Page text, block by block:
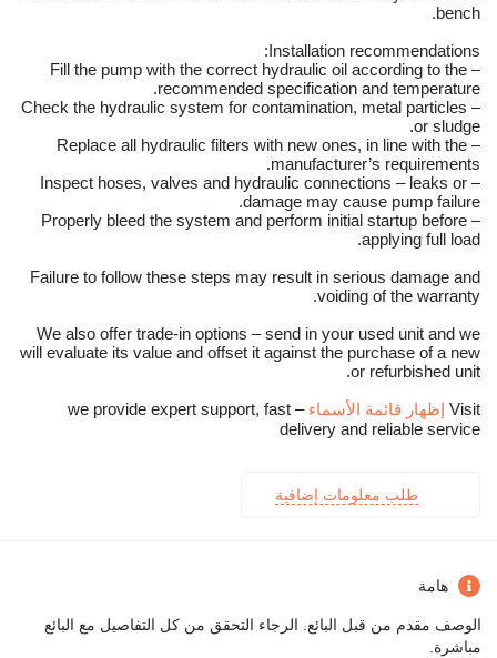
bench.
Installation recommendations:
– Fill the pump with the correct hydraulic oil according to the
recommended specification and temperature.
– Check the hydraulic system for contamination, metal particles
or sludge.
– Replace all hydraulic filters with new ones, in line with the
manufacturer’s requirements.
– Inspect hoses, valves and hydraulic connections – leaks or
damage may cause pump failure.
– Properly bleed the system and perform initial startup before
applying full load.
Failure to follow these steps may result in serious damage and
voiding of the warranty.
We also offer trade-in options – send in your used unit and we
will evaluate its value and offset it against the purchase of a new
or refurbished unit.
Visit إظهار قائمة الأسماء
– we provide expert support, fast
delivery and reliable service
طلب معلومات إضافية
هامة
الوصف مقدم من قبل البائع. الرجاء التحقق من كل التفاصيل مع البائع
مباشرة.